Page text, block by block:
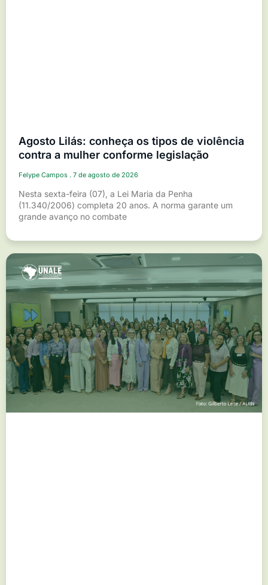
Agosto Lilás: conheça os tipos de violência
contra a mulher conforme legislação
Felype Campos 7 de agosto de 2026
Nesta sexta-feira (07), a Lei Maria da Penha
(11.340/2006) completa 20 anos. A norma garante um
grande avanço no combate